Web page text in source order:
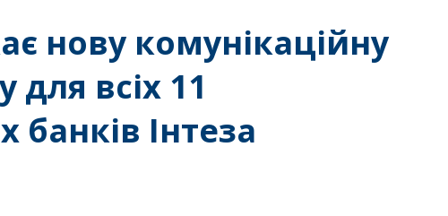
нову комунікаційну
для всіх 11
банків Інтеза